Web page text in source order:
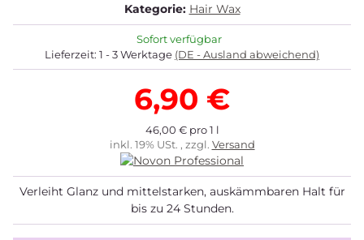
Kategorie: Hair Wax
Sofort verfügbar
Lieferzeit: 1 - 3 Werktage (DE - Ausland abweichend)
6,90 €
46,00 € pro 1 l
inkl. 19% USt. , zzgl. Versand
Verleiht Glanz und mittelstarken, auskämmbaren Halt für
bis zu 24 Stunden.